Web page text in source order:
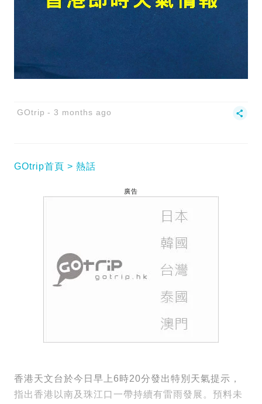
GOtrip 3 months ago
GOtrip首頁 熱話
廣告
香港天文台於今日早上6時20分發出特別天氣提示，
指出香港以南及珠江口一帶持續有雷雨發展。預料未